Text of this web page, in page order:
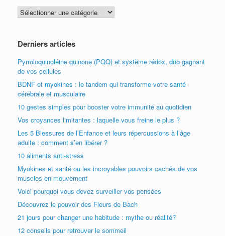
Catégories
articles
Derniers articles
Pyrroloquinoléine quinone (PQQ) et système rédox, duo gagnant
de vos cellules
BDNF et myokines : le tandem qui transforme votre santé
cérébrale et musculaire
10 gestes simples pour booster votre immunité au quotidien
Vos croyances limitantes : laquelle vous freine le plus ?
Les 5 Blessures de l’Enfance et leurs répercussions à l’âge
adulte : comment s’en libérer ?
10 aliments anti-stress
Myokines et santé ou les incroyables pouvoirs cachés de vos
muscles en mouvement
Voici pourquoi vous devez surveiller vos pensées
Découvrez le pouvoir des Fleurs de Bach
21 jours pour changer une habitude : mythe ou réalité?
12 conseils pour retrouver le sommeil